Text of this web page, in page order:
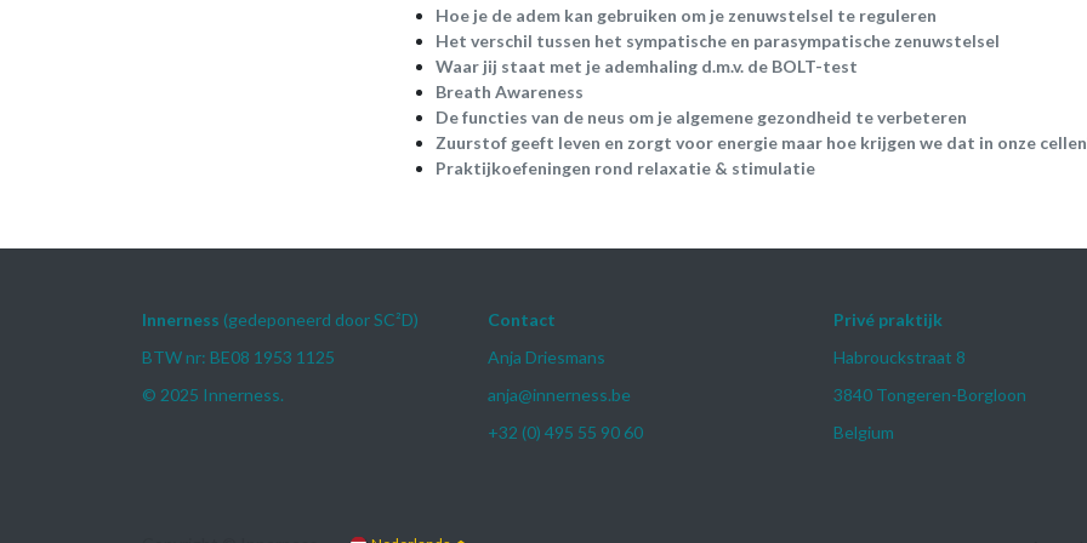
Hoe je de adem kan gebruiken om je zenuwstelsel te reguleren
Het verschil tussen het sympatische en parasympatische zenuwstelsel
Waar jij staat met je ademhaling d.m.v. de BOLT-test
Breath Awareness
De functies van de neus om je algemene gezondheid te verbeteren
Zuurstof geeft leven en zorgt voor energie maar hoe krijgen we dat in onze
Praktijkoefeningen rond relaxatie & stimulatie
Innerness (gedeponeerd door SC²D)
BTW nr: BE08 1953 1125
© 2025 Innerness.
Contact
Anja Driesmans
anja@innerness.be
+32 (0) 495 55 90 60
Privé praktijk
Habrouckstraat 8
3840 Tongeren-Borgloon
Belgium